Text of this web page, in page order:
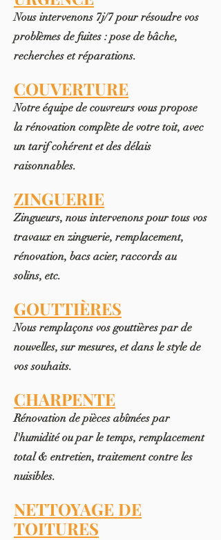
Nous intervenons 7j/7 pour résoudre vos
problèmes de fuites : pose de bâche,
recherches et réparations.
COUVERTURE
Notre équipe de couvreurs vous propose
la rénovation complète de votre toit, avec
un tarif cohérent et des délais
raisonnables.
ZINGUERIE
Zingueurs, nous intervenons pour tous vos
travaux en zinguerie, remplacement,
rénovation, bacs acier, raccords au
solins, etc.
GOUTTIÈRES
Nous remplaçons vos gouttières par de
nouvelles, sur mesures, etdans le style de
vos souhaits.
CHARPENTE
Rénovation de pièces abîmées par
l'humidité ou par le temps, remplacement
total & entretien, traitement contre les
nuisibles.
NETTOYAGE DE
TOITURES